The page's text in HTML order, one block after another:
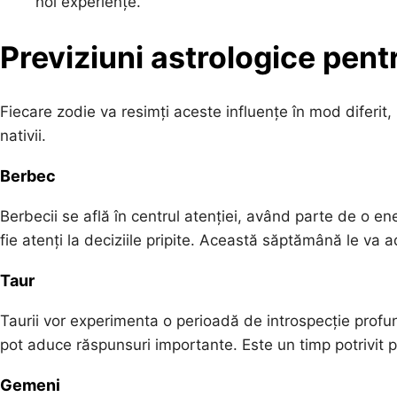
Previziuni astrologice
Fiecare zodie va resimți aceste influențe în mod
nativii.
Berbec
Berbecii se află în centrul atenției, având parte de o
fie atenți la deciziile pripite. Această săptămână le va
Taur
Taurii vor experimenta o perioadă de introspecție
pot aduce răspunsuri importante. Este un timp potrivit
Gemeni